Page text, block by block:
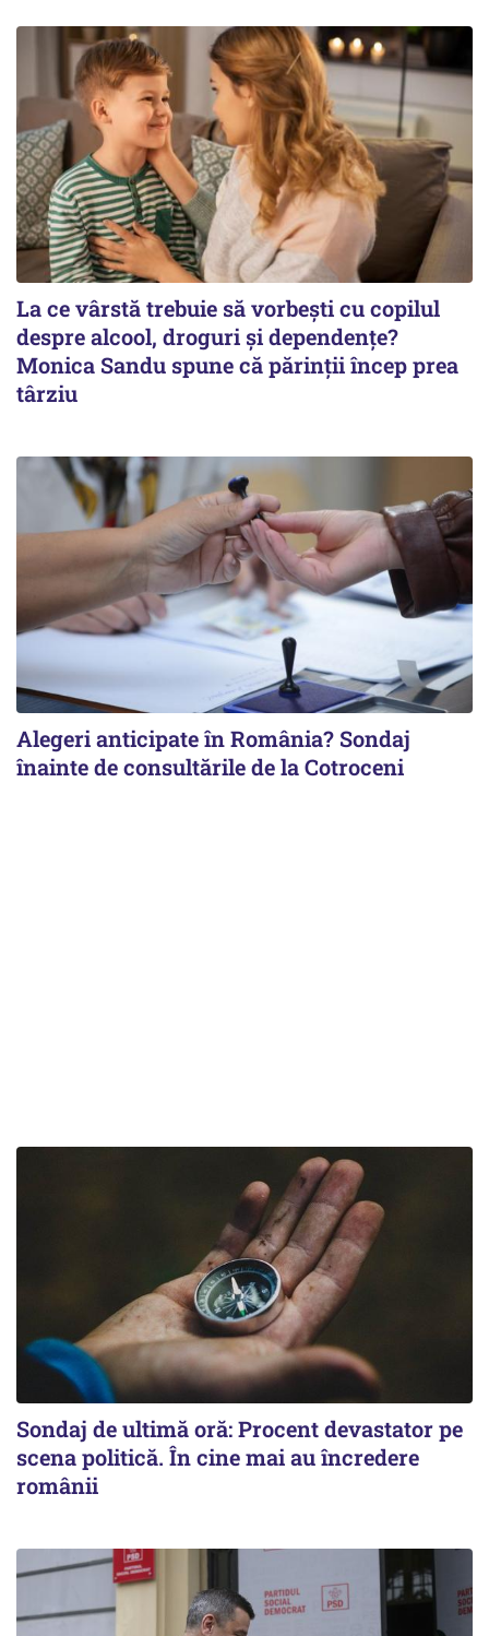
La ce vârstă trebuie să vorbești cu copilul
despre alcool, droguri și dependențe?
Monica Sandu spune că părinții încep prea
târziu
Alegeri anticipate în România? Sondaj
înainte de consultările de la Cotroceni
Sondaj de ultimă oră: Procent devastator pe
scena politică. În cine mai au încredere
românii